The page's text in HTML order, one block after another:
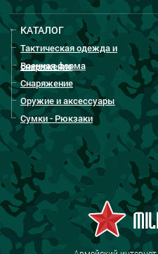
КАТАЛОГ
Тактическая одежда и
снаряжение
Военная форма
Снаряжение
Оружие и аксессуары
Сумки - Рюкзаки